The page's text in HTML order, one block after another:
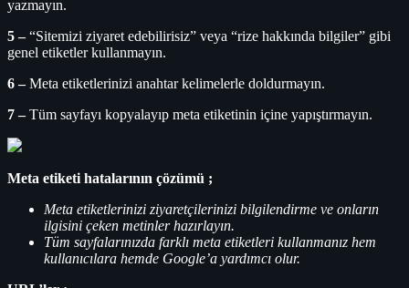
yazmayın.
5 –“Sitemizi ziyaret edebilirisiz” veya “rize hakkında bilgiler” gibi
genel etiketler kullanmayın.
6 –Meta etiketlerinizi anahtar kelimelerle doldurmayın.
7 –Tüm sayfayı kopyalayıp meta etiketinin içine yapıştırmayın.
Meta etiketi hatalarının çözümü ;
Meta etiketlerinizi ziyaretçilerinizi bilgilendirme ve onların
ilgisini çeken metinler hazırlayın.
Tüm sayfalarınızda farklı meta etiketleri kullanmanız hem
kullanıcılara hemde Google’a yardımcı olur.